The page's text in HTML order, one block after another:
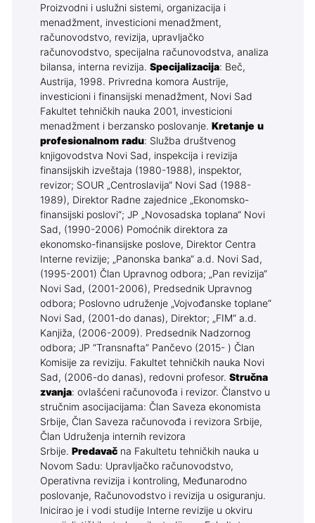
Proizvodni i uslužni sistemi, organizacija i
menadžment, investicioni menadžment,
računovodstvo, revizija, upravljačko
računovodstvo, specijalna računovodstva, analiza
bilansa, interna revizija. Specijalizacija: Beč,
Austrija, 1998. Privredna komora Austrije,
investicioni i finansijski menadžment, Novi Sad
Fakultet tehničkih nauka 2001, investicioni
menadžment i berzansko poslovanje. Kretanje u
profesionalnom radu: Služba društvenog
knjigovodstva Novi Sad, inspekcija i revizija
finansijskih izveštaja (1980-1988), inspektor,
revizor; SOUR „Centroslavija“ Novi Sad (1988-
1989), Direktor Radne zajednice „Ekonomsko-
finansijski poslovi“; JP „Novosadska toplana“ Novi
Sad, (1990-2006) Pomoćnik direktora za
ekonomsko-finansijske poslove, Direktor Centra
Interne revizije; „Panonska banka“ a.d. Novi Sad,
(1995-2001) Član Upravnog odbora; „Pan revizija“
Novi Sad, (2001-2006), Predsednik Upravnog
odbora; Poslovno udruženje „Vojvođanske toplane“
Novi Sad, (2001-do danas), Direktor; „FIM“ a.d.
Kanjiža, (2006-2009). Predsednik Nadzornog
odbora; JP “Transnafta” Pančevo (2015- ) Član
Komisije za reviziju. Fakultet tehničkih nauka Novi
Sad, (2006-do danas), redovni profesor. Stručna
zvanja: ovlašćeni računovođa i revizor. Članstvo u
stručnim asocijacijama: Član Saveza ekonomista
Srbije, Član Saveza računovođa i revizora Srbije,
Član Udruženja internih revizora
Srbije. Predavačna Fakultetu tehničkih nauka u
Novom Sadu: Upravljačko računovodstvo,
Operativna revizija i kontroling, Međunarodno
poslovanje, Računovodstvo i revizija u osiguranju.
Inicirao je i vodi studije Interne revizije u okviru